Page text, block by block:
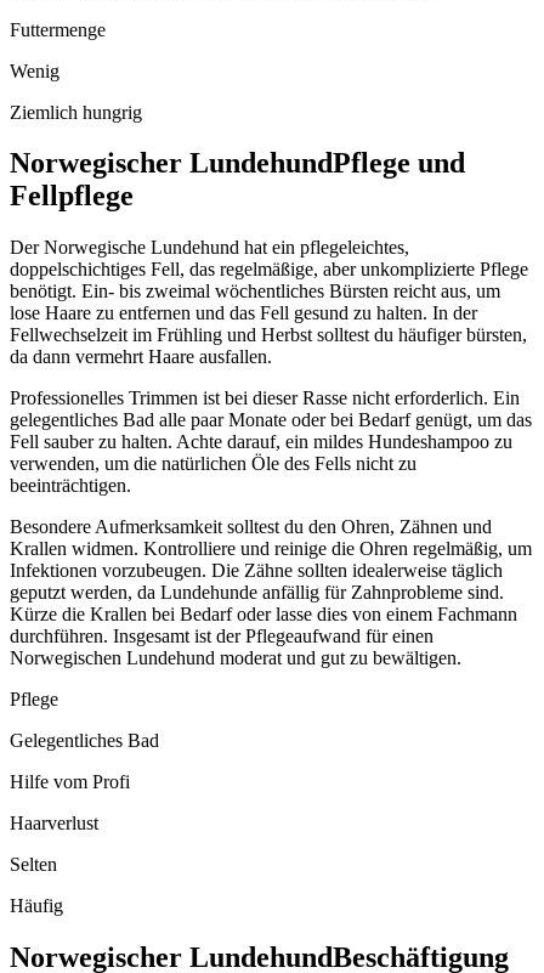
Futtermenge
Wenig
Ziemlich hungrig
Norwegischer LundehundPflege und
Fellpflege
Der Norwegische Lundehund hat ein pflegeleichtes,
doppelschichtiges Fell, das regelmäßige, aber unkomplizierte Pflege
benötigt. Ein- bis zweimal wöchentliches Bürsten reicht aus, um
lose Haare zu entfernen und das Fell gesund zu halten. In der
Fellwechselzeit im Frühling und Herbst solltest du häufiger bürsten,
da dann vermehrt Haare ausfallen.
Professionelles Trimmen ist bei dieser Rasse nicht erforderlich. Ein
gelegentliches Bad alle paar Monate oder bei Bedarf genügt, um das
Fell sauber zu halten. Achte darauf, ein mildes Hundeshampoo zu
verwenden, um die natürlichen Öle des Fells nicht zu
beeinträchtigen.
Besondere Aufmerksamkeit solltest du den Ohren, Zähnen und
Krallen widmen. Kontrolliere und reinige die Ohren regelmäßig, um
Infektionen vorzubeugen. Die Zähne sollten idealerweise täglich
geputzt werden, da Lundehunde anfällig für Zahnprobleme sind.
Kürze die Krallen bei Bedarf oder lasse dies von einem Fachmann
durchführen. Insgesamt ist der Pflegeaufwand für einen
Norwegischen Lundehund moderat und gut zu bewältigen.
Pflege
Gelegentliches Bad
Hilfe vom Profi
Haarverlust
Selten
Häufig
Norwegischer LundehundBeschäftigung